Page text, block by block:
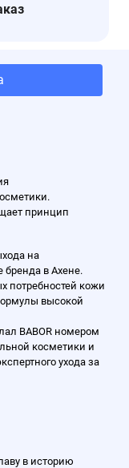
принцип
на
бренда в Ахене.
потребностей кожи
высокой
BABOR номером
косметики и
ухода за
в историю